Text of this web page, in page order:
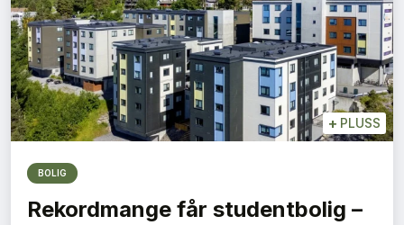
+ PLUSS
BOLIG
Rekordmange får studentbolig –